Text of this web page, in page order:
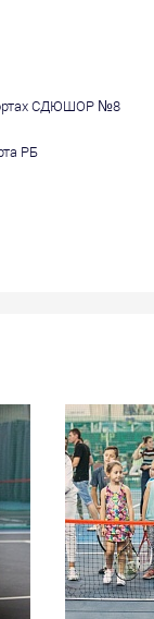
СДЮШОР №8
РБ